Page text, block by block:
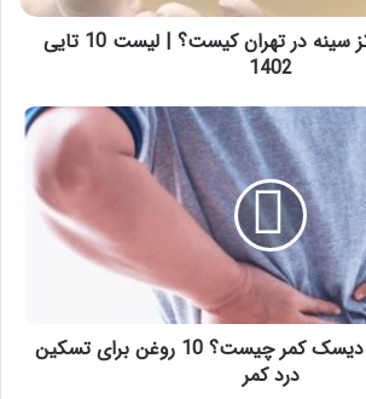
بهترين جراح پروتز سينه در تهران کیست؟ | لیست 10 تایی
1402
بهترین روغن برای دیسک کمر چیست؟ 10 روغن برای تسکین
درد کمر